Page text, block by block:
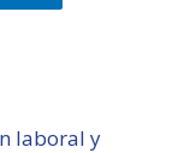
laboral y